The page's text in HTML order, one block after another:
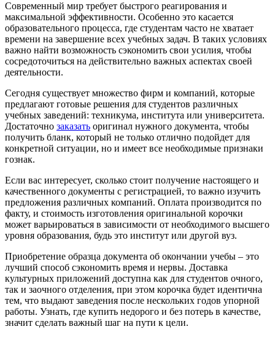
Современный мир требует быстрого реагирования и
максимальной эффективности. Особенно это касается
образовательного процесса, где студентам часто не хватает
времени на завершение всех учебных задач. В таких условиях
важно найти возможность сэкономить свои усилия, чтобы
сосредоточиться на действительно важных аспектах своей
деятельности.
Сегодня существует множество фирм и компаний, которые
предлагают готовые решения для студентов различных
учебных заведений: техникума, института или университета.
Достаточно заказать оригинал нужного документа, чтобы
получить бланк, который не только отлично подойдет для
конкретной ситуации, но и имеет все необходимые признаки
гознак.
Если вас интересует, сколько стоит получение настоящего и
качественного документы с регистрацией, то важно изучить
предложения различных компаний. Оплата производится по
факту, и стоимость изготовления оригинальной корочки
может варьироваться в зависимости от необходимого высшего
уровня образования, будь это институт или другой вуз.
Приобретение образца документа об окончании учебы – это
лучший способ сэкономить время и нервы. Доставка
культурных приложений доступна как для студентов очного,
так и заочного отделения, при этом корочка будет идентична
тем, что выдают заведения после нескольких годов упорной
работы. Узнать, где купить недорого и без потерь в качестве,
значит сделать важный шаг на пути к цели.